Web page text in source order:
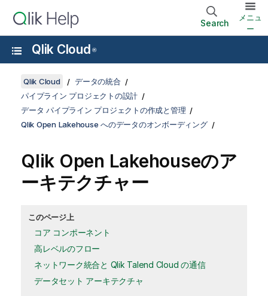
Search
メニュ
ー
Qlik Cloud ®
Qlik Cloud
データの統合
パイプライン プロジェクトの設計
データ パイプライン プロジェクトの作成と管理
Qlik Open Lakehouse へのデータのオンボーディング
Qlik Open Lakehouseのア
ーキテクチャー
このページ上
コア コンポーネント
高レベルのフロー
ネットワーク統合と Qlik Talend Cloud の通信
データセット アーキテクチャ